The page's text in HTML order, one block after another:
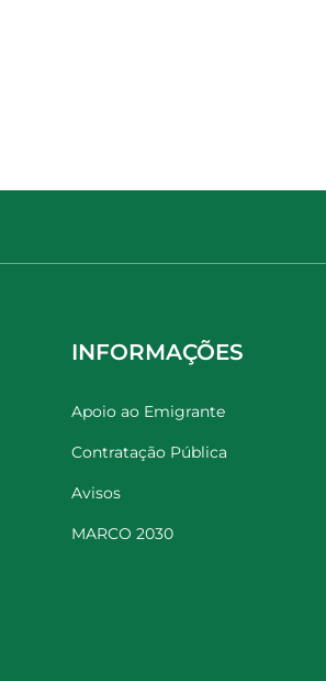
INFORMAÇÕES
Apoio ao Emigrante
Contratação Pública
Avisos
MARCO 2030